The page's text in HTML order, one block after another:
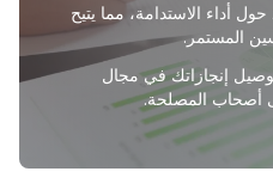
أداء الاستدامة، مما يتيح
المستمر.
إنجازاتك في مجال
أصحاب المصلحة.